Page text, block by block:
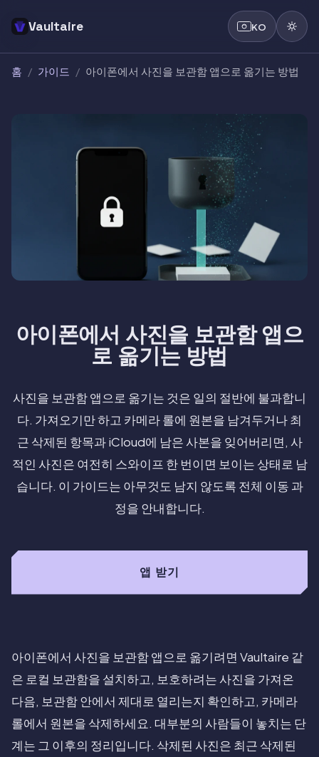
Vaultaire KO
홈 / 가이드 / 아이폰에서 사진을 보관함 앱으로 옮기는 방법
아이폰에서 사진을 보관함 앱으
로 옮기는 방법
사진을 보관함 앱으로 옮기는 것은 일의 절반에 불과합니
다. 가져오기만 하고 카메라 롤에 원본을 남겨두거나 최
근 삭제된 항목과 iCloud에 남은 사본을 잊어버리면, 사
적인 사진은 여전히 스와이프 한 번이면 보이는 상태로 남
습니다. 이 가이드는 아무것도 남지 않도록 전체 이동 과
정을 안내합니다.
앱 받기
아이폰에서 사진을 보관함 앱으로 옮기려면 Vaultaire 같
은 로컬 보관함을 설치하고, 보호하려는 사진을 가져온
다음, 보관함 안에서 제대로 열리는지 확인하고, 카메라
롤에서 원본을 삭제하세요. 대부분의 사람들이 놓치는 단
계는 그 이후의 정리입니다. 삭제된 사진은 최근 삭제된